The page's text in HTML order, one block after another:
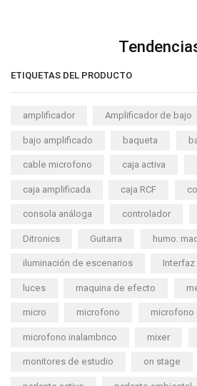
ETIQUETAS DEL PRODUCTO
amplificador Amplificador de bajo
bajo amplificado baqueta
cable microfono caja activa
caja amplificada caja RCF
consola análoga controlador
Ditronics Guitarra humo.
iluminación de escenarios Interfaz
luces maquina de efecto
micro microfono microfono
microfono inalambrico mixer
monitores de estudio on stage